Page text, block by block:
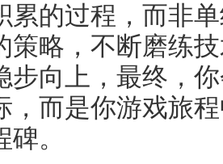
累的过程，而非
策略，不断磨练
步向上，最终，
，而是你游戏旅
。